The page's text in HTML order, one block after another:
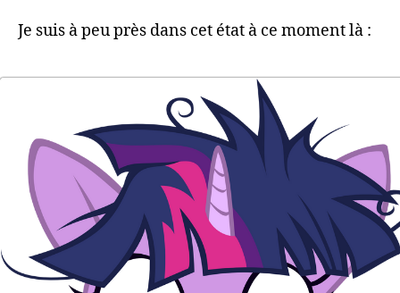
Je suis à peu près dans cet état à ce moment là :